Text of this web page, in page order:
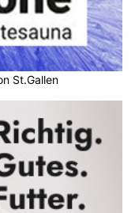
St.Gallen